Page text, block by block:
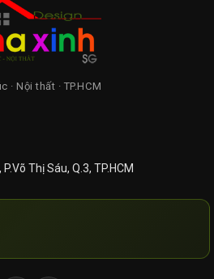
· Nội thất · TP.HCM
Thị Sáu, Q.3, TP.HCM